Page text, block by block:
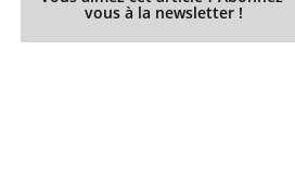
vous à la newsletter !